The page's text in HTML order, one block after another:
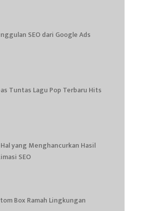
SEO dari Google Ads
Tuntas Lagu Pop Terbaru Hits
yang Menghancurkan Hasil
SEO
Box Ramah Lingkungan